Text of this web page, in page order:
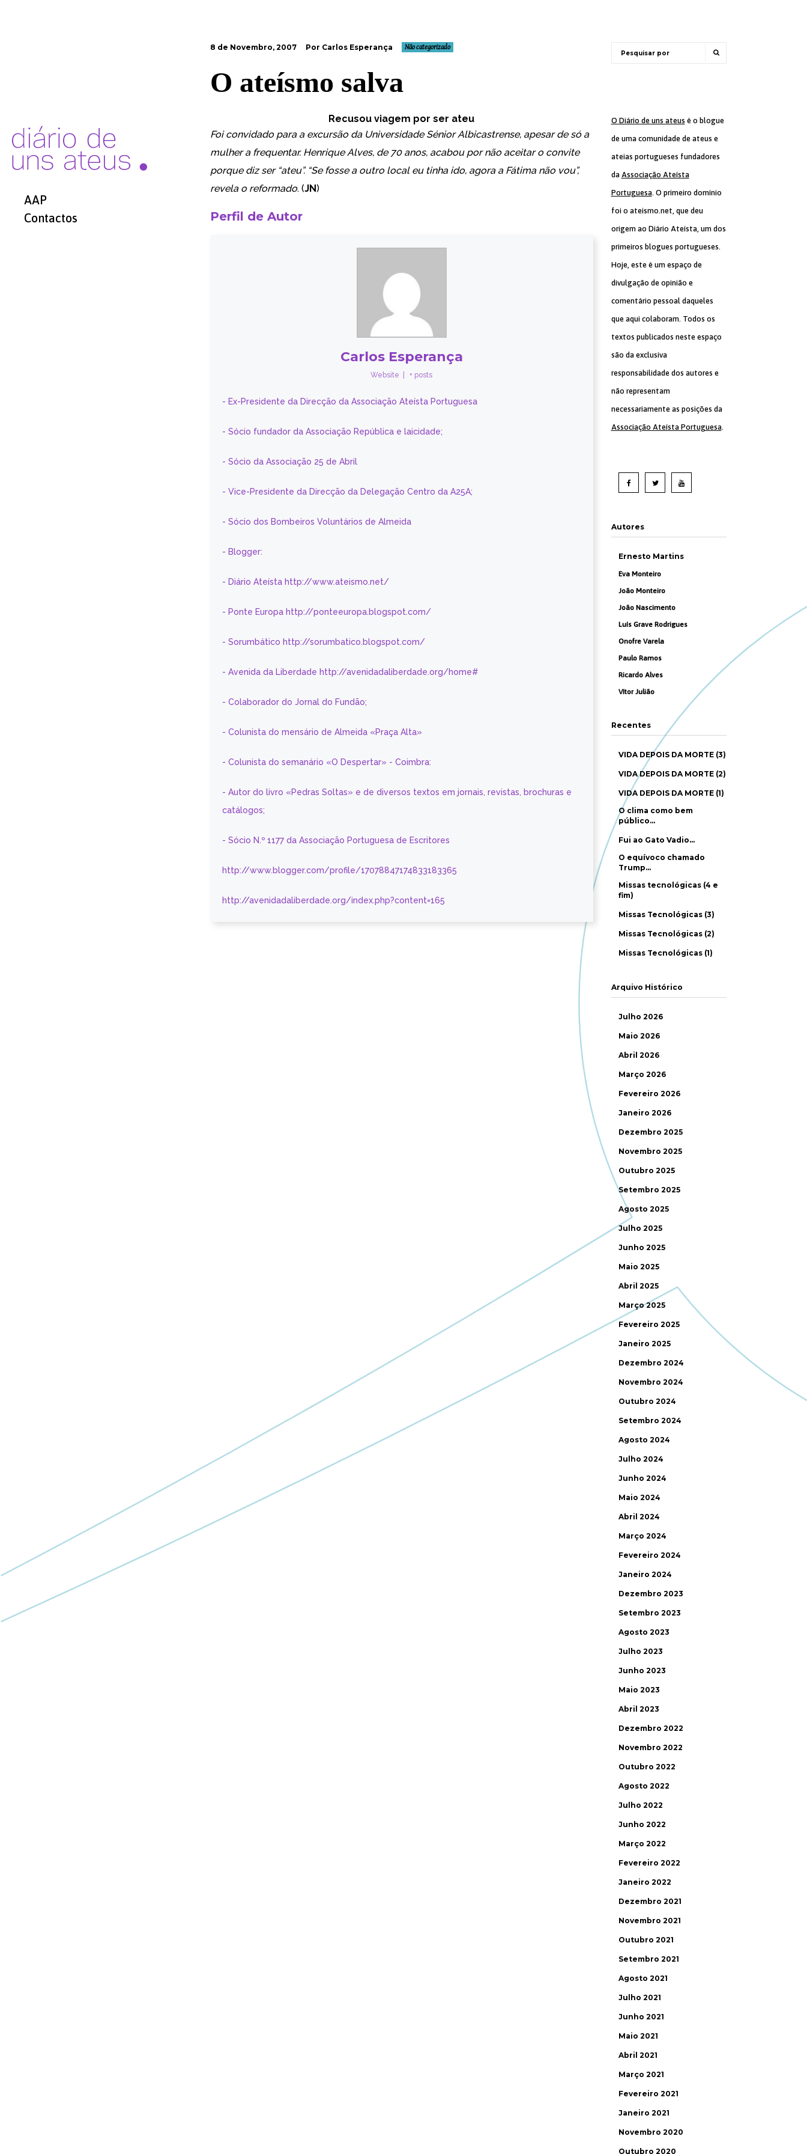
AAP
Contactos
8 de Novembro, 2007 Por Carlos Esperança Não categorizado
O ateísmo salva
Recusou viagem por ser ateu
Foi convidado para a excursão da Universidade Sénior Albicastrense, apesar de só a
mulher a frequentar. Henrique Alves, de 70 anos, acabou por não aceitar o convite
porque diz ser “ateu”. “Se fosse a outro local eu tinha ido, agora a Fátima não vou”,
revela o reformado. (JN)
Perfil de Autor
Carlos Esperança
Website + posts
- Ex-Presidente da Direcção da Associação Ateísta Portuguesa
- Sócio fundador da Associação República e laicidade;
- Sócio da Associação 25 de Abril
- Vice-Presidente da Direcção da Delegação Centro da A25A;
- Sócio dos Bombeiros Voluntários de Almeida
- Blogger:
- Diário Ateísta http://www.ateismo.net/
- Ponte Europa http://ponteeuropa.blogspot.com/
- Sorumbático http://sorumbatico.blogspot.com/
- Avenida da Liberdade http://avenidadaliberdade.org/home#
- Colaborador do Jornal do Fundão;
- Colunista do mensário de Almeida «Praça Alta»
- Colunista do semanário «O Despertar» - Coimbra:
- Autor do livro «Pedras Soltas» e de diversos textos em jornais, revistas, brochuras e
catálogos;
- Sócio N.º 1177 da Associação Portuguesa de Escritores
http://www.blogger.com/profile/17078847174833183365
http://avenidadaliberdade.org/index.php?content=165
O Diário de uns ateus é o blogue
de uma comunidade de ateus e
ateias portugueses fundadores
da Associação Ateísta
Portuguesa. O primeiro domínio
foi o ateismo.net, que deu
origem ao Diário Ateísta, um dos
primeiros blogues portugueses.
Hoje, este é um espaço de
divulgação de opinião e
comentário pessoal daqueles
que aqui colaboram. Todos os
textos publicados neste espaço
são da exclusiva
responsabilidade dos autores e
não representam
necessariamente as posições da
Associação Ateísta Portuguesa.
Autores
Ernesto Martins
Eva Monteiro
João Monteiro
João Nascimento
Luís Grave Rodrigues
Onofre Varela
Paulo Ramos
Ricardo Alves
Vítor Julião
Recentes
VIDA DEPOIS DA MORTE (3)
VIDA DEPOIS DA MORTE (2)
VIDA DEPOIS DA MORTE (1)
O clima como bem
público…
Fui ao Gato Vadio…
O equívoco chamado
Trump…
Missas tecnológicas (4 e
fim)
Missas Tecnológicas (3)
Missas Tecnológicas (2)
Missas Tecnológicas (1)
Arquivo Histórico
Julho 2026
Maio 2026
Abril 2026
Março 2026
Fevereiro 2026
Janeiro 2026
Dezembro 2025
Novembro 2025
Outubro 2025
Setembro 2025
Agosto 2025
Julho 2025
Junho 2025
Maio 2025
Abril 2025
Março 2025
Fevereiro 2025
Janeiro 2025
Dezembro 2024
Novembro 2024
Outubro 2024
Setembro 2024
Agosto 2024
Julho 2024
Junho 2024
Maio 2024
Abril 2024
Março 2024
Fevereiro 2024
Janeiro 2024
Dezembro 2023
Setembro 2023
Agosto 2023
Julho 2023
Junho 2023
Maio 2023
Abril 2023
Dezembro 2022
Novembro 2022
Outubro 2022
Agosto 2022
Julho 2022
Junho 2022
Março 2022
Fevereiro 2022
Janeiro 2022
Dezembro 2021
Novembro 2021
Outubro 2021
Setembro 2021
Agosto 2021
Julho 2021
Junho 2021
Maio 2021
Abril 2021
Março 2021
Fevereiro 2021
Janeiro 2021
Novembro 2020
Outubro 2020